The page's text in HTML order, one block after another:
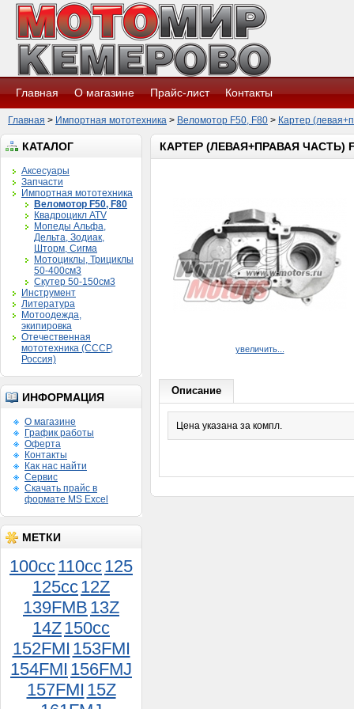
Главная О магазине Прайс-лист Контакты
Главная > Импортная мототехника > Веломотор F50, F80 > Картер
КАТАЛОГ
Аксесуары
Запчасти
Импортная мототехника
Веломотор F50, F80
Квадроцикл ATV
Мопеды Альфа,
Дельта, Зодиак,
Шторм, Сигма
Мотоциклы, Трициклы
50-400см3
Скутер 50-150см3
Инструмент
Литература
Мотоодежда,
экипировка
Отечественная
мототехника (СССР,
Россия)
ИНФОРМАЦИЯ
О магазине
График работы
Оферта
Контакты
Как нас найти
Сервис
Скачать прайс в
формате MS Excel
МЕТКИ
100cc110cc125
125cc12Z
139FMB 13Z
14Z150сс
152FMI 153FMI
154FMI 156FMJ
157FMI 15Z
Поршень Муравей 3 кол.
КАРТЕР (ЛЕВАЯ+ПРАВАЯ ЧАСТЬ)
увеличить...
Описание
Цена указана за компл.